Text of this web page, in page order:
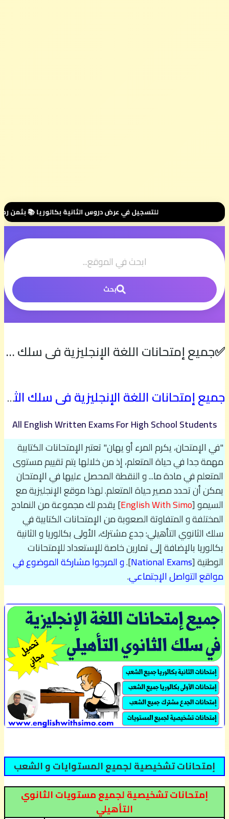
للتسجيل في عرض دروس الثانية بكالوريا 📚 بثمن رمزي 💰 500 درهم فقط للموسم الكامل ⭐ تواصل معنا عبر واتساب هنا 📲06.00.58.39.68📲 وسنتواصل معك 🤝 مرحبا بك في مجموعتنا الخاصة 👥
بحث
✅جميع إمتحانات اللغة الإنجليزية في سلك الثانوي التأهيلي (نمادج مختلفة) | الإنجليزية مع السيمو
جميع إمتحانات اللغة الإنجليزية في سلك الثانوي التأهيلي (نمادج مختلفة)
All English Written Exams For High School Students
"في الإمتحان، يكرم المرء أو يهان" تعتبر الإمتحانات الكتابية
مهمة جدا في حياة المتعلم، إذ من خلالها يتم تقييم مستوى
المتعلم في مادة ما... و النقطة المحصل عليها في الإمتحان
يمكن أن تحدد مصير حياة المتعلم. لهذا موقع الإنجليزية مع
السيمو [English With Simo] يقدم لك مجموعة من النمادج
المختلفة و المتفاوتة الصعوبة من الإمتحانات الكتابية في
سلك الثانوي التأهيلي: جدع مشترك، الأولى بكالوريا و الثانية
بكالوريا بالإضافة إلى تمارين خاصة للإستعداد للإمتحانات
الوطنية [National Exams
].و المرجوا مشاركة الموضوع في
مواقع التواصل الإجتماعي.
إمتحانات تشخيصية لجميع المستوايات و الشعب
إمتحانات تشخيصية لجميع مستويات الثانوي
التأهيلي